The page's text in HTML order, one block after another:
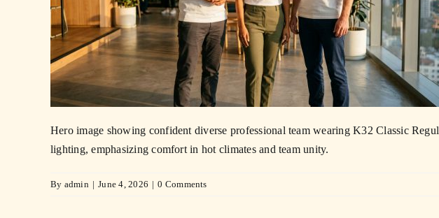
Hero image showing confident diverse professional team wearing K32 Classic
lighting, emphasizing comfort in hot climates and team unity.
By admin | June 4, 2026 | 0 Comments